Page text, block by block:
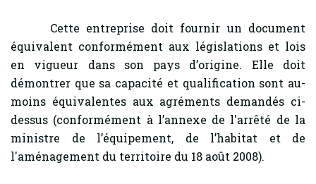
Cette entreprise doit fournir un document
équivalent conformément aux législations et lois
en vigueur dans son pays d’origine. Elle doit
démontrer que sa capacité et qualification sont au-
moins équivalentes aux agréments demandés ci-
dessus (conformément à l’annexe de l'arrêté de la
ministre de l’équipement, de l’habitat et de
l'aménagement du territoire du 18 août 2008).